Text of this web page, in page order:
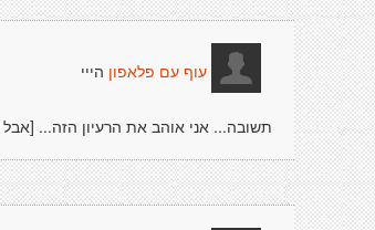
עוף עם פלאפון הייי
תשובה... אני אוהב את הרעיון הזה...